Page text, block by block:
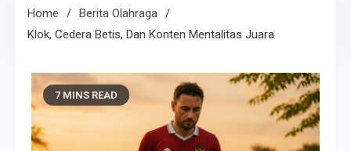
Olahraga
Harian,
Statistik &
Home
Berita Olahraga
Klok, Cedera Betis, Dan Konten Mentalitas Juara
7 MINS READ